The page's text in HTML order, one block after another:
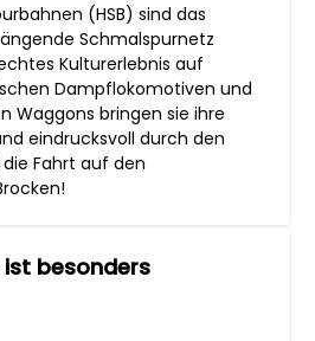
(HSB) sind das
Schmalspurnetz
Kulturerlebnis auf
Dampflokomotiven und
Waggons bringen sie ihre
eindrucksvoll durch den
die Fahrt auf den
besonders